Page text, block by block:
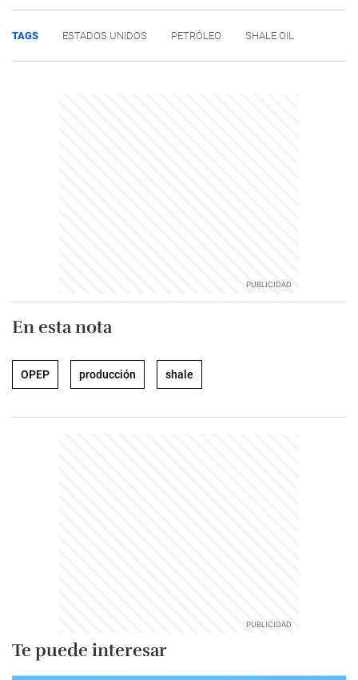
TAGS ESTADOS UNIDOS PETRÓLEO SHALE OIL
En esta nota
OPEP producción shale
Te puede interesar